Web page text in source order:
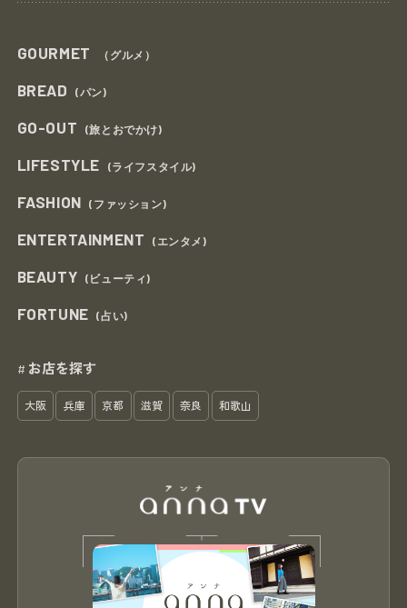
GOURMET （グルメ）
BREAD (パン)
GO-OUT (旅とおでかけ)
LIFESTYLE (ライフスタイル)
FASHION (ファッション)
ENTERTAINMENT (エンタメ)
BEAUTY (ビューティ)
FORTUNE (占い)
# お店を探す
大阪 兵庫 京都 滋賀 奈良 和歌山